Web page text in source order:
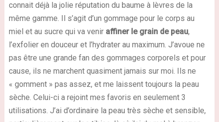
connait déjà la jolie réputation du baume à lèvres de la
même gamme. Il s’agit d’un gommage pour le corps au
miel et au sucre qui va venir affiner le grain de peau,
l’exfolier en douceur et l’hydrater au maximum. J’avoue ne
pas être une grande fan des gommages corporels et pour
cause, ils ne marchent quasiment jamais sur moi. Ils ne
« gomment » pas assez, et me laissent toujours la peau
sèche. Celui-ci a rejoint mes favoris en seulement 3
utilisations. J’ai d’ordinaire la peau très sèche et sensible,